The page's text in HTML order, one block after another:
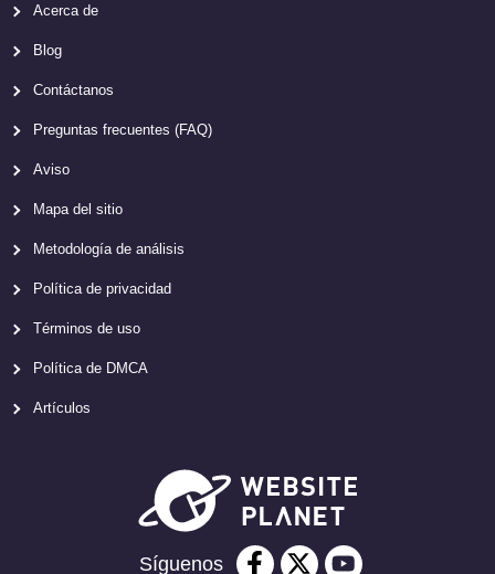
Acerca de
Blog
Contáctanos
Preguntas frecuentes (FAQ)
Aviso
Mapa del sitio
Metodología de análisis
Política de privacidad
Términos de uso
Política de DMCA
Artículos
Síguenos